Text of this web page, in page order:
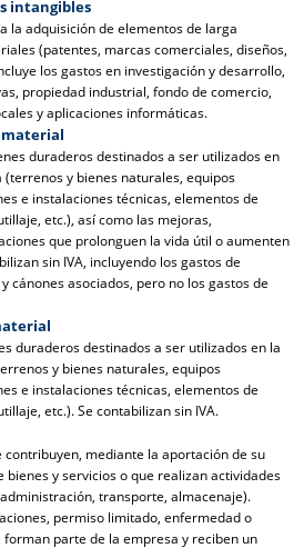
intangibles
la adquisición de elementos de larga
(patentes, marcas comerciales, diseños,
los gastos en investigación y desarrollo,
propiedad industrial, fondo de comercio,
y aplicaciones informáticas.
material
duraderos destinados a ser utilizados en
y bienes naturales, equipos
e instalaciones técnicas, elementos de
etc.), así como las mejoras,
que prolonguen la vida útil o aumenten
sin IVA, incluyendo los gastos de
cánones asociados, pero no los gastos de
duraderos destinados a ser utilizados en la
y bienes naturales, equipos
e instalaciones técnicas, elementos de
etc.). Se contabilizan sin IVA.
contribuyen, mediante la aportación de su
bienes y servicios o que realizan actividades
transporte, almacenaje).
permiso limitado, enfermedad o
forman parte de la empresa y reciben un